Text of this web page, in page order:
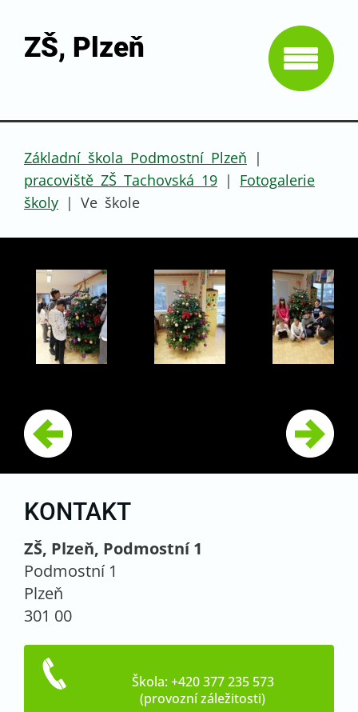
ZŠ, Plzeň
Základní škola Podmostní Plzeň |
pracoviště ZŠ Tachovská 19 | Fotogalerie
školy | Ve škole
KONTAKT
ZŠ, Plzeň, Podmostní 1
Podmostní 1
Plzeň
301 00
Škola: +420 377 235 573
(provozní záležitosti)